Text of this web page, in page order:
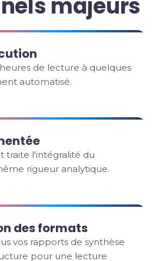
majeurs
de lecture à quelques
automatisé.
traite l'intégralité du
rigueur analytique.
des formats
vos rapports de synthèse
pour une lecture